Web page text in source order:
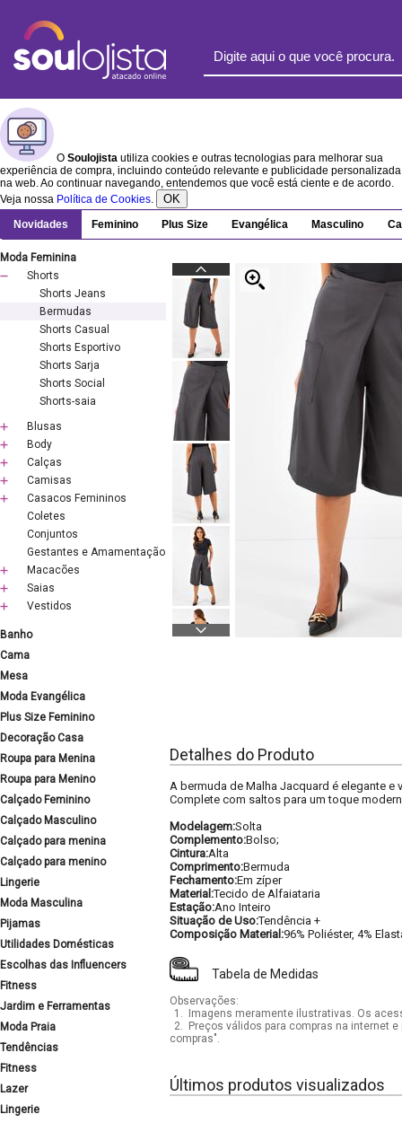
O Soulojista utiliza cookies e outras tecnologias para melhorar sua
experiência de compra, incluindo conteúdo relevante e publicidade personalizada
na web. Ao continuar navegando, entendemos que você está ciente e de acordo.
Veja nossa Política de Cookies. OK
Novidades Feminino Plus Size Evangélica Masculino
Moda Feminina
Shorts
Shorts Jeans
Bermudas
Shorts Casual
Shorts Esportivo
Shorts Sarja
Shorts Social
Shorts-saia
Blusas
Body
Calças
Camisas
Casacos Femininos
Coletes
Conjuntos
Gestantes e Amamentação
Macacões
Saias
Vestidos
Banho
Cama
Mesa
Moda Evangélica
Plus Size Feminino
Decoração Casa
Roupa para Menina
Roupa para Menino
Calçado Feminino
Calçado Masculino
Calçado para menina
Calçado para menino
Lingerie
Moda Masculina
Pijamas
Utilidades Domésticas
Escolhas das Influencers
Fitness
Jardim e Ferramentas
Moda Praia
Tendências
Fitness
Lazer
Lingerie
Detalhes do Produto
A bermuda de Malha Jacquard é elegante
Complete com saltos para um toque
Modelagem:Solta
Complemento:Bolso;
Cintura:Alta
Comprimento:Bermuda
Fechamento:Em zíper
Material:Tecido de Alfaiataria
Estação:Ano Inteiro
Situação de Uso:Tendência +
Composição Material:96% Poliéster, 4%
Tabela de Medidas
Observações:
1.
Imagens meramente ilustrativas. Os
2.
Preços válidos para compras na internet
compras".
Últimos produtos visualizados